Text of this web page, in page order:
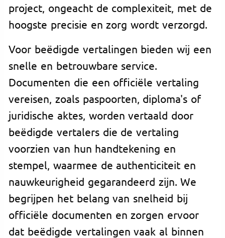
project, ongeacht de complexiteit, met de
hoogste precisie en zorg wordt verzorgd.
Voor beëdigde vertalingen bieden wij een
snelle en betrouwbare service.
Documenten die een officiële vertaling
vereisen, zoals paspoorten, diploma's of
juridische aktes, worden vertaald door
beëdigde vertalers die de vertaling
voorzien van hun handtekening en
stempel, waarmee de authenticiteit en
nauwkeurigheid gegarandeerd zijn. We
begrijpen het belang van snelheid bij
officiële documenten en zorgen ervoor
dat beëdigde vertalingen vaak al binnen